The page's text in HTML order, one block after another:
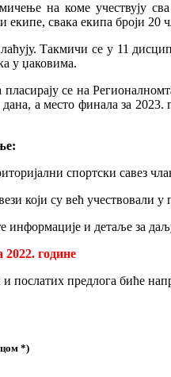
на коме учествују
екипе, свака екипа броји 20
Такмичи се у 11
у џаковима.
се на
дана, а место финала за
спортски савез
који су већ учествовали
и детаље за
2022. године
послатих предлога биће
*)